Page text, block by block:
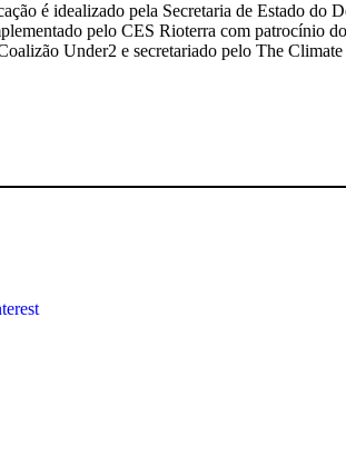
é idealizado pela Secretaria de Estado do
pelo CES Rioterra com patrocínio
Under2 e secretariado pelo The